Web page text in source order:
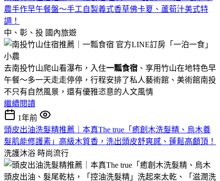
農手作早午餐盤～手工自製義式香草佛卡夏、蘆筍汁美式特
調！
中、彰、投 國內旅遊
去南投竹山爬山看瀑布，入住一瓢食宿 、享用竹山在地特色早
午餐～多一天走走停停，行程安排了私人藝術館、美術館南投
不只有自然風景，還有優雅恣意的人文風情
繼續閱讀
1年前
頭皮出油洗髮精推薦｜本真The true「癒創木洗髮精、烏木養
髮肌能修護素」高級木質香，洗出頭皮舒爽感、蓬鬆高顱頂！
洗護沐浴 時尚流行
頭皮出油、髮尾乾枯，「控油洗髮精」洗起來太乾、「滋潤洗